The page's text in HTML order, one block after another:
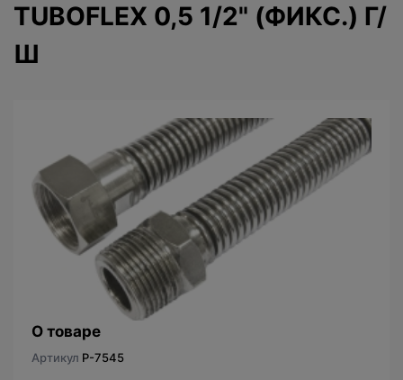
TUBOFLEX 0,5 1/2" (ФИКС.) Г/
Ш
О товаре
Артикул P-7545